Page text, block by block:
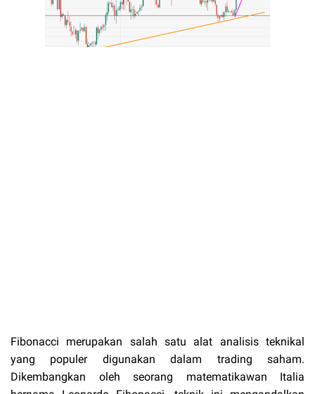
Fibonacci merupakan salah satu alat analisis teknikal
yang populer digunakan dalam trading saham.
Dikembangkan oleh seorang matematikawan Italia